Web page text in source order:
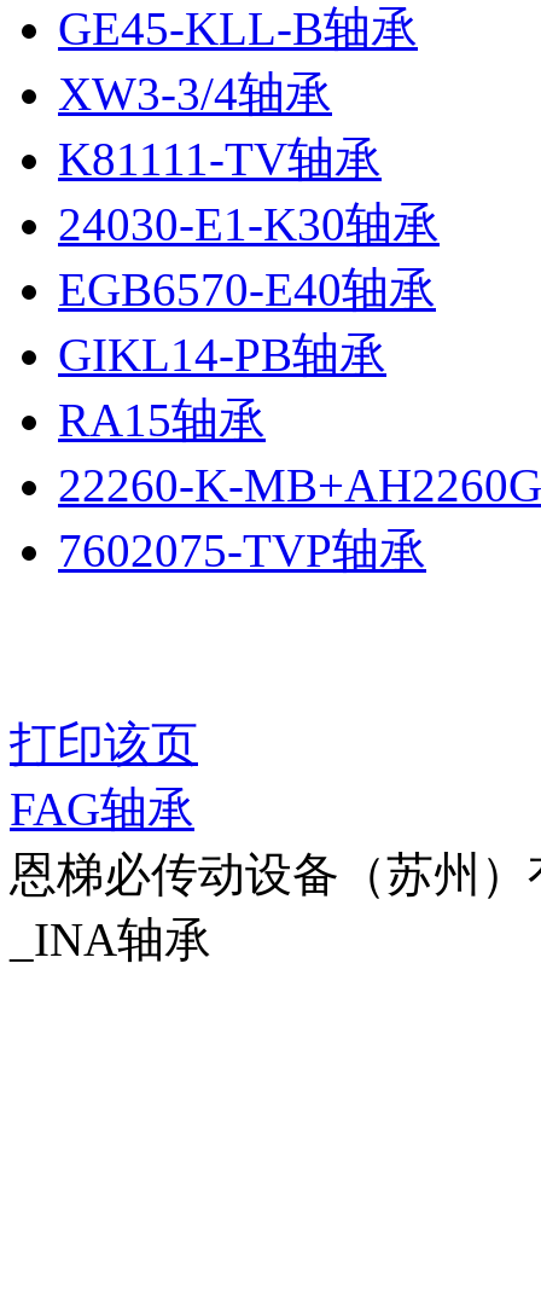
GE45-KLL-B轴承
XW3-3/4轴承
K81111-TV轴承
24030-E1-K30轴承
EGB6570-E40轴承
GIKL14-PB轴承
RA15轴承
22260-K-
7602075-TVP轴承
打印该页
FAG轴承
恩梯必传动设备（苏州
_INA轴承